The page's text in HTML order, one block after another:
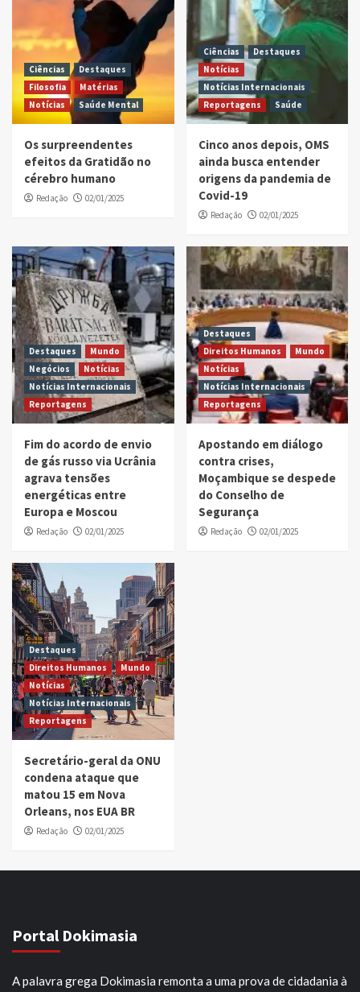
Ciências
Destaques
Filosofia
Matérias
Notícias
Saúde Mental
Os surpreendentes
efeitos da Gratidão no
cérebro humano
Redação 02/01/2025
Ciências
Destaques
Notícias
Notícias Internacionais
Reportagens
Saúde
Cinco anos depois, OMS
ainda busca entender
origens da pandemia de
Covid-19
Redação 02/01/2025
Destaques
Mundo
Negócios
Notícias
Notícias Internacionais
Reportagens
Fim do acordo de envio
de gás russo via Ucrânia
agrava tensões
energéticas entre
Europa e Moscou
Redação 02/01/2025
Destaques
Direitos Humanos
Mundo
Notícias
Notícias Internacionais
Reportagens
Apostando em diálogo
contra crises,
Moçambique se despede
do Conselho de
Segurança
Redação 02/01/2025
Destaques
Direitos Humanos
Mundo
Notícias
Notícias Internacionais
Reportagens
Secretário-geral da ONU
condena ataque que
matou 15 em Nova
Orleans, nos EUA BR
Redação 02/01/2025
Portal Dokimasia
A palavra grega Dokimasia remonta a uma prova de cidadania à